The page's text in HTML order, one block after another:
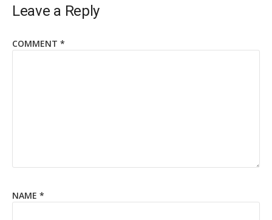
Leave a Reply
COMMENT *
NAME *